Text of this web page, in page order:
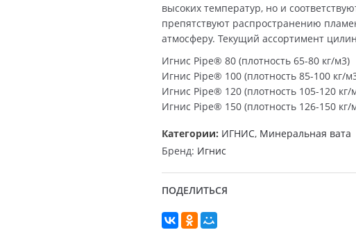
высоких температур, но и
препятствуют распространению
атмосферу. Текущий ассортимент
Игнис Pipe® 80 (плотность 65-80 кг/м3)
Игнис Pipe® 100 (плотность 85-100 кг/
Игнис Pipe® 120 (плотность 105-120 кг/
Игнис Pipe® 150 (плотность 126-150 кг/
Категории: ИГНИС, Минеральная вата
Бренд: Игнис
ПОДЕЛИТЬСЯ